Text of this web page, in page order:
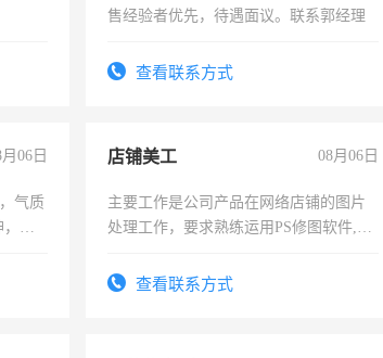
售经验者优先，待遇面议。联系郭经理
查看联系方式
06日
气质
，有
店铺美工 08月06日
主要工作是公司产品在网络店铺的图片
处理工作，要求熟练运用PS修图软件,工
查看联系方式